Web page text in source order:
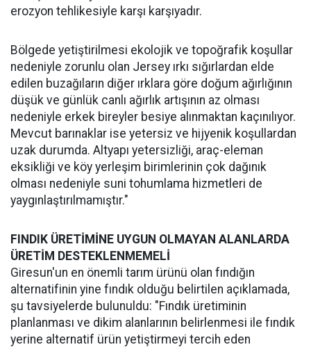
erozyon tehlikesiyle karşı karşıyadır.
Bölgede yetiştirilmesi ekolojik ve topoğrafik koşullar
nedeniyle zorunlu olan Jersey ırkı sığırlardan elde
edilen buzağıların diğer ırklara göre doğum ağırlığının
düşük ve günlük canlı ağırlık artışının az olması
nedeniyle erkek bireyler besiye alınmaktan kaçınılıyor.
Mevcut barınaklar ise yetersiz ve hijyenik koşullardan
uzak durumda. Altyapı yetersizliği, araç-eleman
eksikliği ve köy yerleşim birimlerinin çok dağınık
olması nedeniyle suni tohumlama hizmetleri de
yaygınlaştırılmamıştır."
FINDIK ÜRETİMİNE UYGUN OLMAYAN ALANLARDA
ÜRETİM DESTEKLENMEMELİ
Giresun'un en önemli tarım ürünü olan fındığın
alternatifinin yine fındık olduğu belirtilen açıklamada,
şu tavsiyelerde bulunuldu: "Fındık üretiminin
planlanması ve dikim alanlarının belirlenmesi ile fındık
yerine alternatif ürün yetiştirmeyi tercih eden